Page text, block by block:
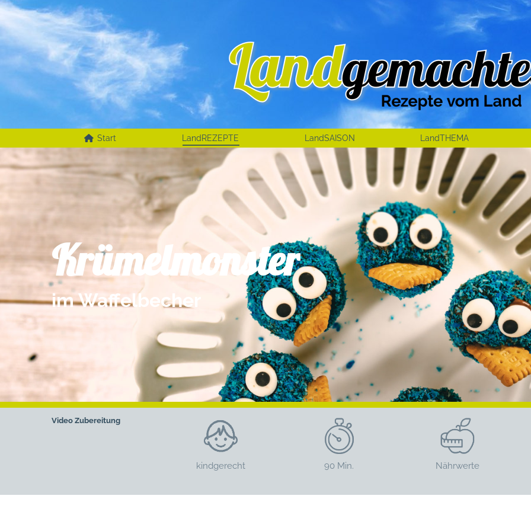
Start LandREZEPTE LandSAISON LandTHEMA
Krümelmonster
im Waffelbecher
Video Zubereitung
kindgerecht 90 Min. Nährwerte